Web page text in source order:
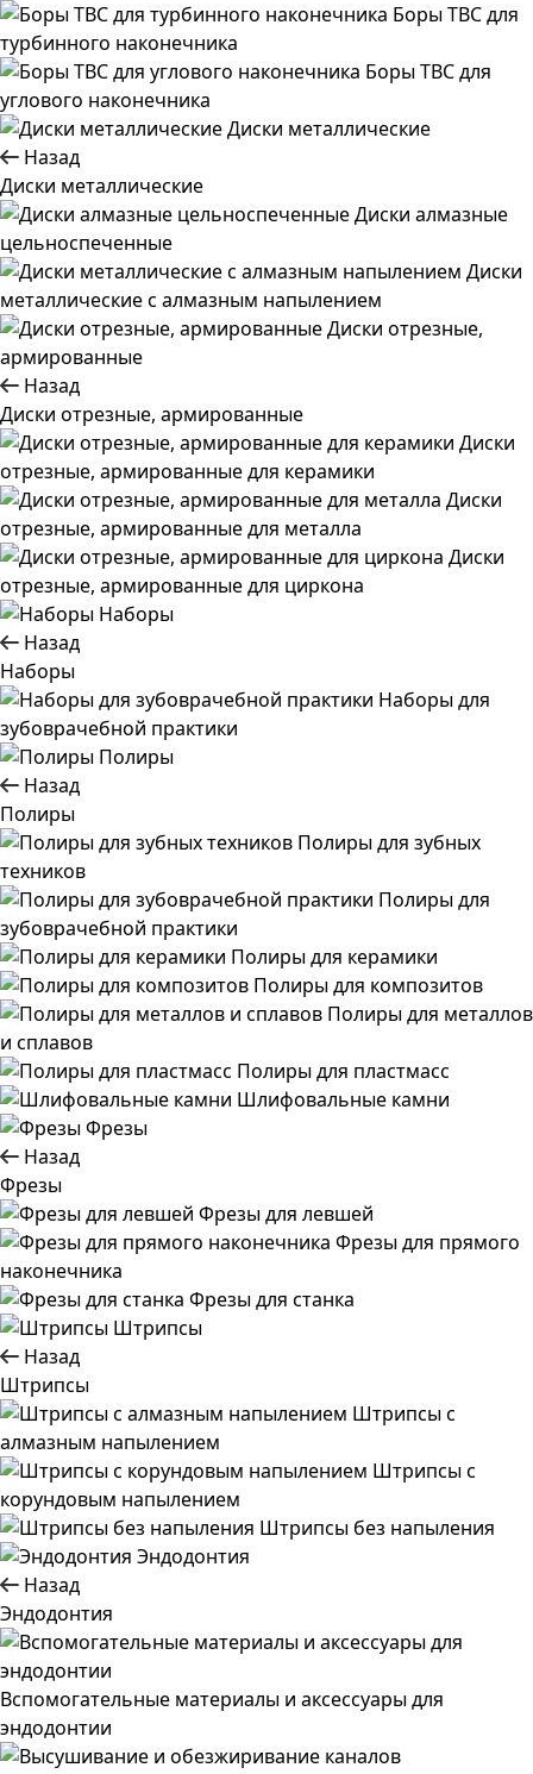
Боры ТВС для
турбинного наконечника
Боры ТВС для
углового наконечника
Диски металлические
Назад
Диски металлические
Диски алмазные
цельноспеченные
Диски
металлические с алмазным напылением
Диски отрезные,
армированные
Назад
Диски отрезные, армированные
Диски
отрезные, армированные для керамики
Диски
отрезные, армированные для металла
Диски
отрезные, армированные для циркона
Наборы
Назад
Наборы
Наборы для
зубоврачебной практики
Полиры
Назад
Полиры
Полиры для зубных
техников
Полиры для
зубоврачебной практики
Полиры для керамики
Полиры для композитов
Полиры для металлов
и сплавов
Полиры для пластмасс
Шлифовальные камни
Фрезы
Назад
Фрезы
Фрезы для левшей
Фрезы для прямого
наконечника
Фрезы для станка
Штрипсы
Назад
Штрипсы
Штрипсы c
алмазным напылением
Штрипсы c
корундовым напылением
Штрипсы без напыления
Эндодонтия
Назад
Эндодонтия
Вспомогательные материалы и аксессуары для
эндодонтии